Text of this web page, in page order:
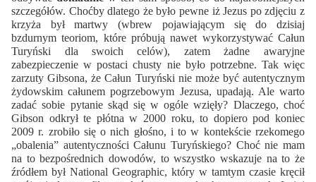
szczegółów. Choćby dlatego że było pewne iż Jezus po zdjęciu z
krzyża był martwy (wbrew pojawiającym się do dzisiaj
bzdurnym teoriom, które próbują nawet wykorzystywać Całun
Turyński dla swoich celów), zatem żadne awaryjne
zabezpieczenie w postaci chusty nie było potrzebne. Tak więc
zarzuty Gibsona, że Całun Turyński nie może być autentycznym
żydowskim całunem pogrzebowym Jezusa, upadają. Ale warto
zadać sobie pytanie skąd się w ogóle wzięły? Dlaczego, choć
Gibson odkrył te płótna w 2000 roku, to dopiero pod koniec
2009 r. zrobiło się o nich głośno, i to w kontekście rzekomego
„obalenia” autentyczności Całunu Turyńskiego? Choć nie mam
na to bezpośrednich dowodów, to wszystko wskazuje na to że
źródłem był National Geographic, który w tamtym czasie kręcił